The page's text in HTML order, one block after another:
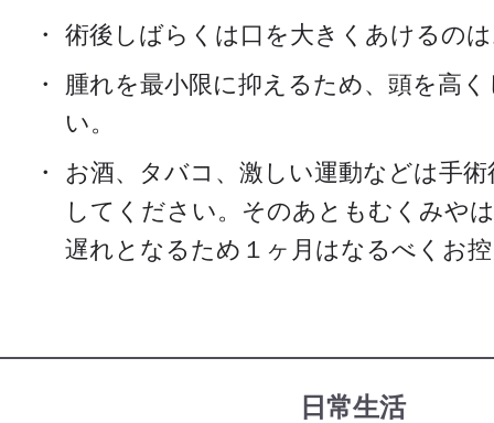
術後しばらくは口を大きくあけるの
腫れを最小限に抑えるため、頭を高
い。
お酒、タバコ、激しい運動などは手
してください。そのあともむくみや
遅れとなるため１ヶ月はなるべくお
日常生活